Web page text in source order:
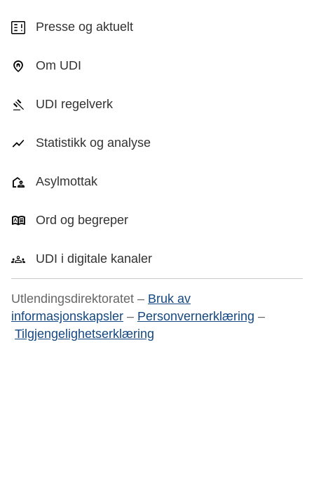
Presse og aktuelt
Om UDI
UDI regelverk
Statistikk og analyse
Asylmottak
Ord og begreper
UDI i digitale kanaler
Utlendingsdirektoratet – Bruk av
informasjonskapsler – Personvernerklæring –
Tilgjengelighetserklæring